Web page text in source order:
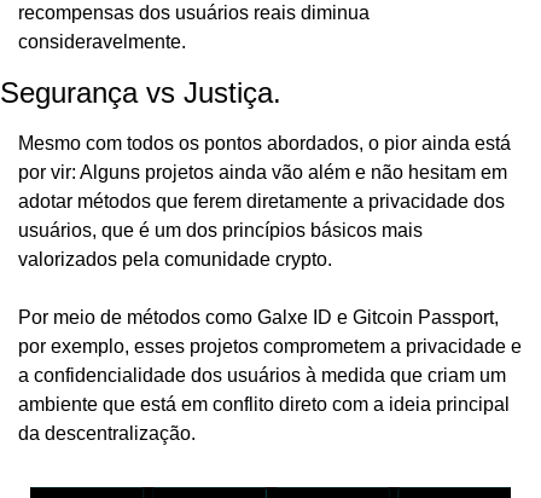
recompensas dos usuários reais diminua
consideravelmente.
Segurança vs Justiça.
Mesmo com todos os pontos abordados, o pior ainda está
por vir: Alguns projetos ainda vão além e não hesitam em
adotar métodos que ferem diretamente a privacidade dos
usuários, que é um dos princípios básicos mais
valorizados pela comunidade crypto.
Por meio de métodos como Galxe ID e Gitcoin Passport,
por exemplo, esses projetos comprometem a privacidade e
a confidencialidade dos usuários à medida que criam um
ambiente que está em conflito direto com a ideia principal
da descentralização.